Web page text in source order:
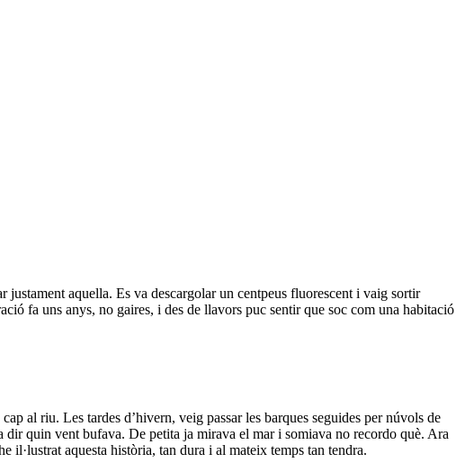
aquella. Es va descargolar un centpeus fluorescent i vaig sortir
fa uns anys, no gaires, i des de llavors puc sentir que soc com una habitació
al riu. Les tardes d’hivern, veig passar les barques seguides per núvols de
dir quin vent bufava. De petita ja mirava el mar i somiava no recordo què. Ara
il·lustrat aquesta història, tan dura i al mateix temps tan tendra.